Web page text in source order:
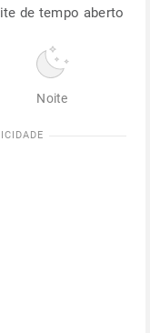
de tempo aberto
Noite